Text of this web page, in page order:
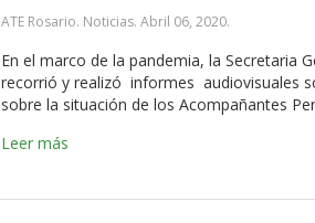
ATE Rosario. Noticias.Abril 06, 2020.
En el marco de la pandemia, la Secretaria
recorrió y realizó informes audiovisuales
sobre la situación de los Acompañantes
Leer más